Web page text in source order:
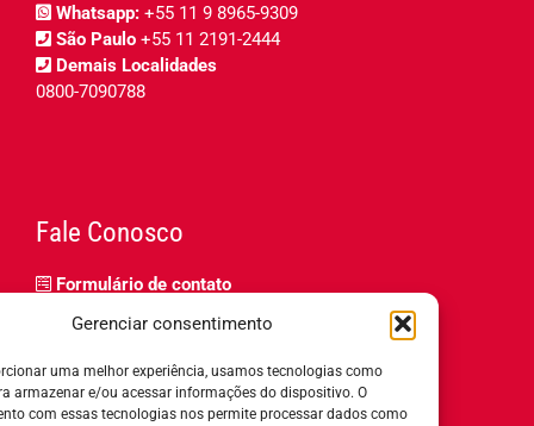
Gerenciar consentimento
uma melhor experiência, usamos tecnologias como
armazenar e/ou acessar informações do dispositivo. O
com essas tecnologias nos permite processar dados como
Whatsapp: +55 11 9 8965-9309
São Paulo +55 11 2191-2444
Demais Localidades
0800-7090788
Fale Conosco
Formulário de contato
Relatório de igualdade salarial